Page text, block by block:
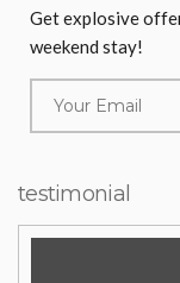
Get explosive
weekend stay!
testimonial